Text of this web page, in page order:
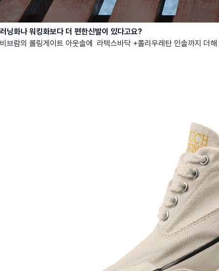
러닝화나 워킹화보다 더 편한신발이 있다고요?
비브람의 롤링게이트 아웃솔에 라텍스바닥 +폴리우레탄 인솔까지 더